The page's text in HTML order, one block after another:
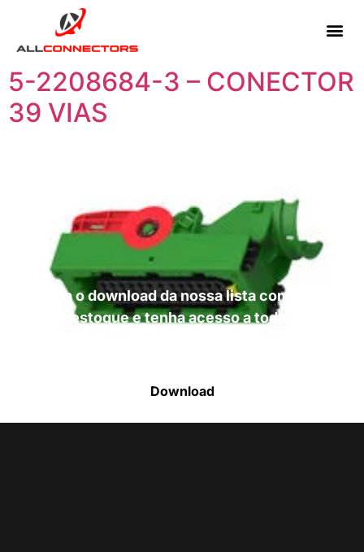
5-2208684-3 – CONECTOR
39 VIAS
Faça o download da nossa lista completa
de estoque e tenha acesso a todos os
Download